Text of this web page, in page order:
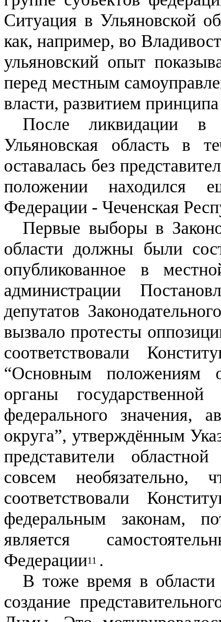
Ситуация в Ульяновской
как, например, во
ульяновский опыт
перед местным
власти, развитием
После ликвидации в
Ульяновская область в
оставалась без
положении находился
Федерации - Чеченская
Первые выборы в
области должны были
опубликованное в
администрации
депутатов
вызвало протесты
соответствовали
“Основным положениям
органы
федерального значения,
округа”, утверждённым
представители
совсем
соответствовали
федеральным законам,
является
Федерации11 .
В тоже время в
создание